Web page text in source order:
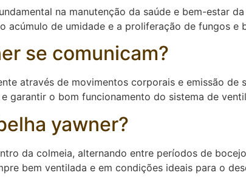
na manutenção da saúde e bem-estar
acúmulo de umidade e a proliferação de fungos e
se comunicam?
através de movimentos corporais e emissão de
garantir o bom funcionamento do sistema de
yawner?
da colmeia, alternando entre períodos de
bem ventilada e em condições ideais para o